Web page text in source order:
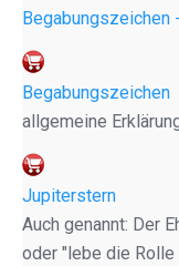
Begabungszeichen
Begabungszeichen
allgemeine
Jupiterstern
Auch genannt: Der
oder "lebe die